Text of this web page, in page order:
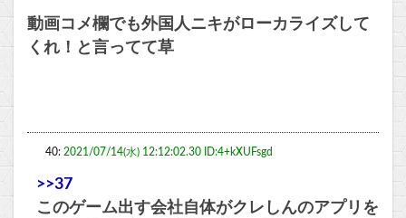
動画コメ欄でも外国人ニキがローカライズして
くれ！と言ってて草
40: 2021/07/14(水) 12:12:02.30 ID:4+kXUFsgd
>>37
このゲーム出す会社自体がクレしんのアプリを